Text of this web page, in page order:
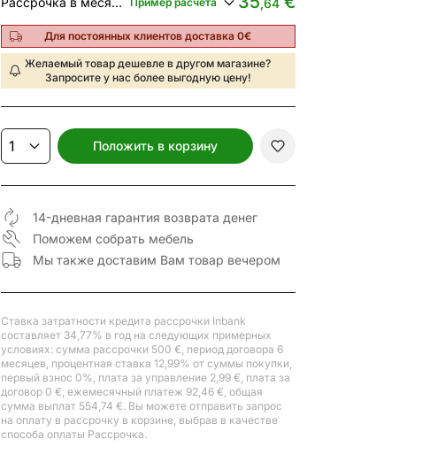
,64
Для постоянных клиентов доставка 0€
Желаемый товар дешевле в другом магазине?
Запросите у нас более выгодную цену!
Положить в корзину
14-дневная гарантия возврата денег
Поможем собрать мебель
Мы также доставим Вам товар вечером
Ставка затратности кредита рассрочки Inbank
составляет 34,77% в год на следующих примерных
условиях: сумма рассрочки 500 €, период договора 6
месяцев, процентная ставка 12,99% от суммы покупки,
первый взнос 0%, плата за управление 2,99 €, плата за
договор 0 €, ежемесячный платеж 92,46 €, общая
сумма выплат 554,74 €. Вы можете отправить запрос
на оплату в рассрочку в корзине, выбрав в качестве
способа оплаты Рассрочка.